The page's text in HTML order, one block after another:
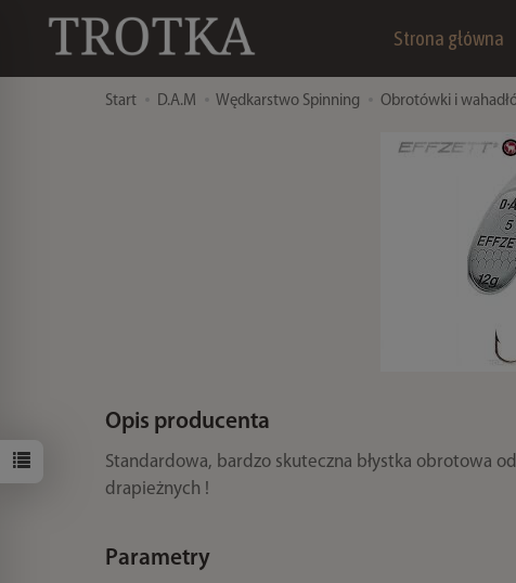
Strona główna
Start D.A.M Wędkarstwo Spinning Obrotówki i
Opis producenta
Standardowa, bardzo skuteczna błystka obrotowa
drapieżnych !
Parametry